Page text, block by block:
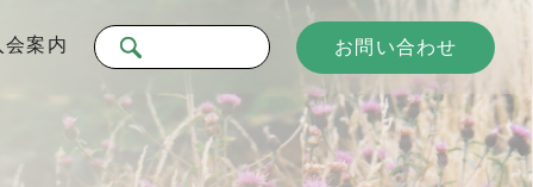
会案内 お問い合わせ